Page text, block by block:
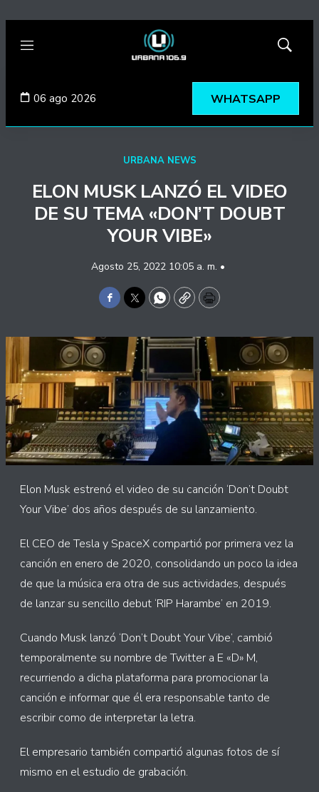
Menú
Mostrar
06 ago 2026 WHATSAPP
URBANA NEWS
ELON MUSK LANZÓ EL VIDEO
DE SU TEMA «DON’T DOUBT
YOUR VIBE»
Agosto 25, 2022 10:05 a. m. •
Facebook
TwitterWhatsApp
CopyPrint
Elon Musk estrenó el video de su canción ‘Don’t Doubt
Your Vibe’ dos años después de su lanzamiento.
El CEO de Tesla y SpaceX compartió por primera vez la
canción en enero de 2020, consolidando un poco la idea
de que la música era otra de sus actividades, después
de lanzar su sencillo debut ‘RIP Harambe’ en 2019.
Cuando Musk lanzó ‘Don’t Doubt Your Vibe’, cambió
temporalmente su nombre de Twitter a E «D» M,
recurriendo a dicha plataforma para promocionar la
canción e informar que él era responsable tanto de
escribir como de interpretar la letra.
El empresario también compartió algunas fotos de sí
mismo en el estudio de grabación.